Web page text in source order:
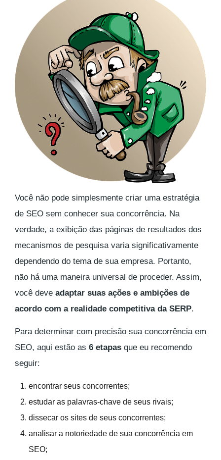
Você não pode simplesmente criar uma estratégia
de SEO sem conhecer sua concorrência. Na
verdade, a exibição das páginas de resultados dos
mecanismos de pesquisa varia significativamente
dependendo do tema de sua empresa. Portanto,
não há uma maneira universal de proceder. Assim,
você deve adaptar suas ações e ambições de
acordo com a realidade competitiva da SERP.
Para determinar com precisão sua concorrência em
SEO, aqui estão as 6 etapas que eu recomendo
seguir:
encontrar seus concorrentes;
estudar as palavras-chave de seus rivais;
dissecar os sites de seus concorrentes;
analisar a notoriedade de sua concorrência em
SEO;